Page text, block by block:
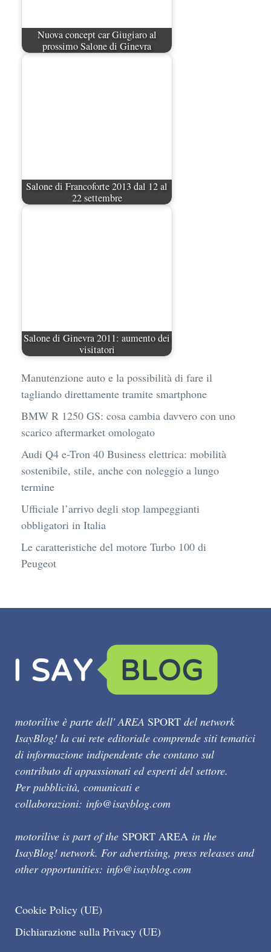
Nuova concept car Giugiaro al
prossimo Salone di Ginevra
Salone di Francoforte 2013 dal 12 al
22 settembre
Salone di Ginevra 2011: aumento dei
visitatori
Manutenzione auto e la possibilità di fare il
tagliando direttamente tramite smartphone
BMW R 1250 GS: cosa cambia davvero con uno
scarico aftermarket omologato
Audi Q4 e-Tron 40 Business elettrica: mobilità
sostenibile, stile, anche con noleggio a lungo
termine
Ufficiale l’arrivo degli stop lampeggianti
obbligatori in Italia
Le caratteristiche del motore Turbo 100 di
Peugeot
motorilive è parte dell' AREA SPORT del network
IsayBlog! la cui rete editoriale comprende siti tematici
di informazione indipendente che contano sul
contributo di appassionati ed esperti del settore.
Per pubblicità, comunicati e
collaborazioni: info@isayblog.com
motorilive is part of the SPORT AREA in the
IsayBlog! network. For advertising, press releases and
other opportunities: info@isayblog.com
Cookie Policy (UE)
Dichiarazione sulla Privacy (UE)